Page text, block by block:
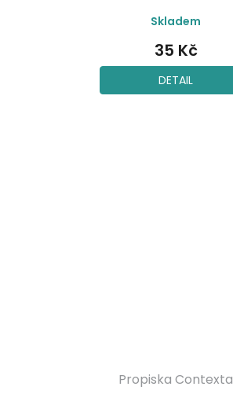
Skladem
35 Kč
DETAIL
Propiska Contexta